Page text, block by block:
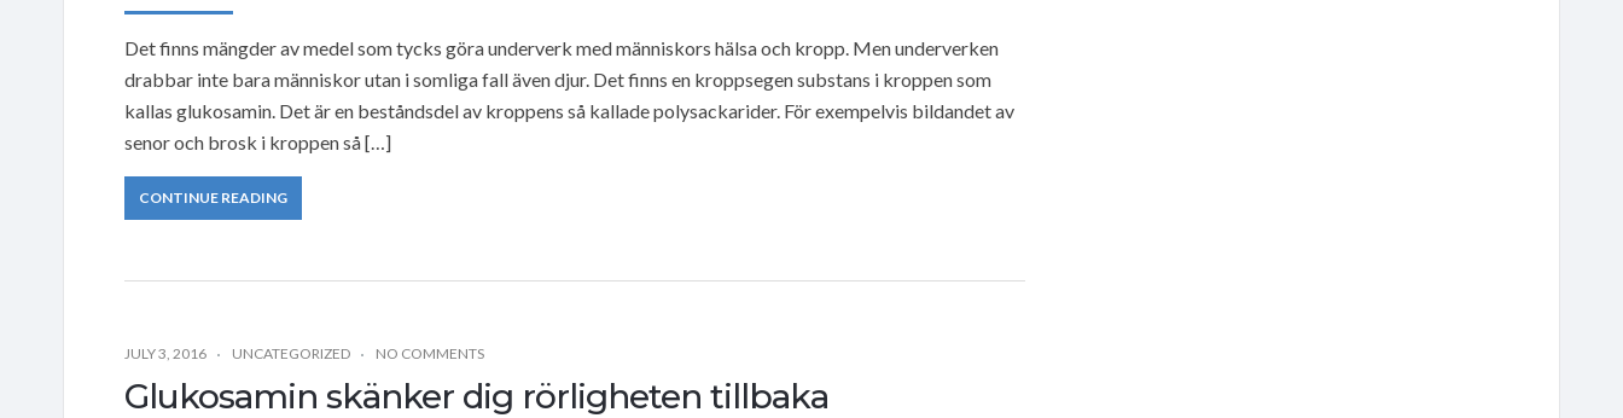
Det finns mängder av medel som tycks göra underverk med människors hälsa och kropp. Men underverken
drabbar inte bara människor utan i somliga fall även djur. Det finns en kroppsegen substans i kroppen som
kallas glukosamin. Det är en beståndsdel av kroppens så kallade polysackarider. För exempelvis bildandet av
senor och brosk i kroppen så […]
CONTINUE READING
JULY 3, 2016 UNCATEGORIZED NO COMMENTS
Glukosamin skänker dig rörligheten tillbaka